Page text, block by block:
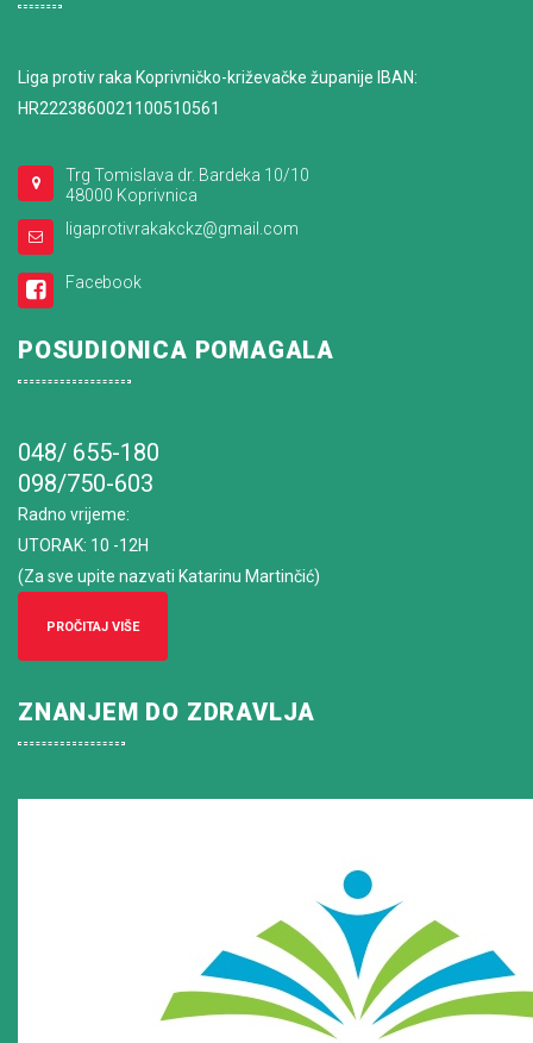
Liga protiv raka Koprivničko-križevačke županije IBAN:
HR2223860021100510561
Trg Tomislava dr. Bardeka 10/10
48000 Koprivnica
ligaprotivrakakckz@gmail.com
Facebook
POSUDIONICA POMAGALA
048/ 655-180
098/750-603
Radno vrijeme:
UTORAK: 10 -12H
(Za sve upite nazvati Katarinu Martinčić)
PROČITAJ VIŠE
ZNANJEM DO ZDRAVLJA